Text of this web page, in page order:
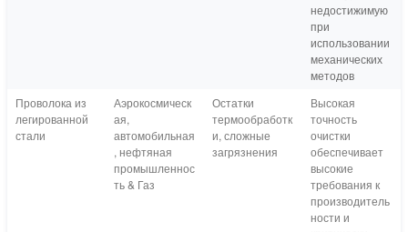
недостижимую
при
использовании
механических
методов
Проволока из
легированной
стали
Аэрокосмическ
ая,
автомобильная
, нефтяная
промышленнос
ть & Газ
Остатки
термообработк
и, сложные
загрязнения
Высокая
точность
очистки
обеспечивает
высокие
требования к
производитель
ности и